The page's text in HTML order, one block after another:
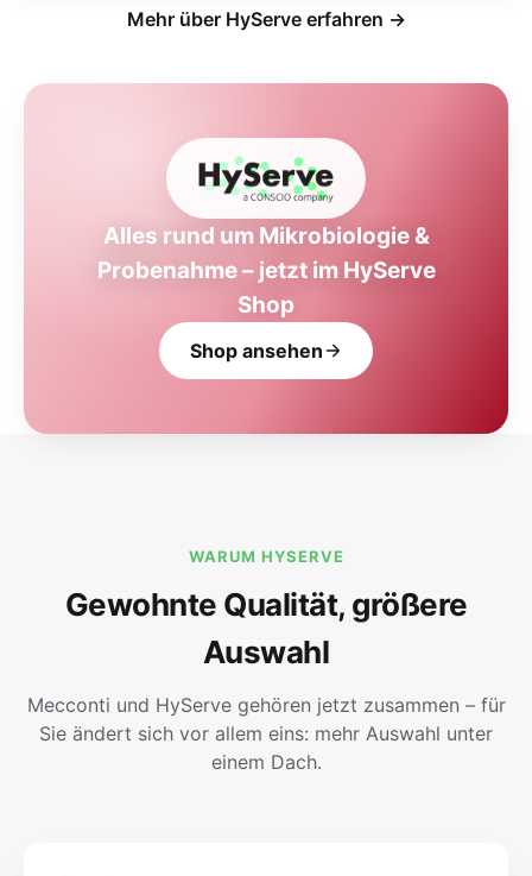
Mehr über HyServe erfahren →
Alles rund um Mikrobiologie &
Probenahme – jetzt im HyServe
Shop
Shop ansehen
WARUM HYSERVE
Gewohnte Qualität, größere
Auswahl
Mecconti und HyServe gehören jetzt zusammen – für
Sie ändert sich vor allem eins: mehr Auswahl unter
einem Dach.